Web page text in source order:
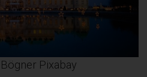
Pixabay